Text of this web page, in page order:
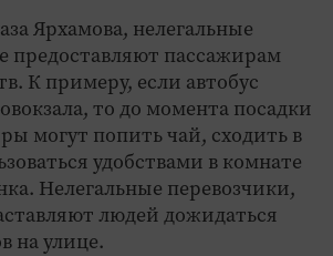
Ярхамова, нелегальные
предоставляют пассажирам
К примеру, если автобус
то до момента посадки
могут попить чай, сходить в
удобствами в комнате
Нелегальные перевозчики,
людей дожидаться
на улице.